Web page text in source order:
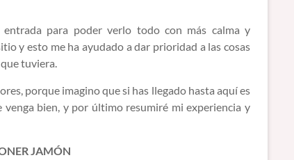
para poder verlo todo con más calma y
y esto me ha ayudado a dar prioridad a las cosas
tuviera.
porque imagino que si has llegado hasta aquí es
bien, y por último resumiré mi experiencia y
JAMÓN